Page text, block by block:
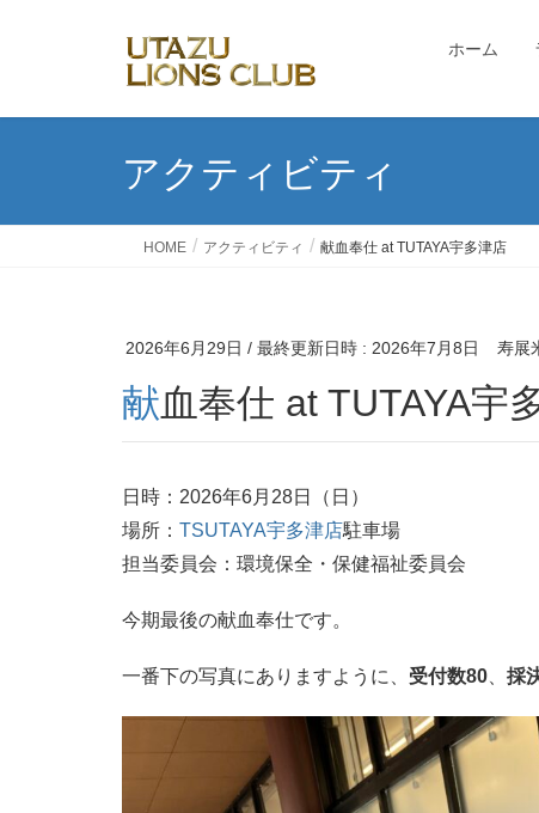
ホーム
アクティビティ
HOME アクティビティ 献血奉仕 at TUTAYA宇多津店
2026年6月29日 / 最終更新日時 : 2026年7月8日 寿展
献血奉仕 at TUTAYA宇
日時：2026年6月28日（日）
場所： TSUTAYA宇多津店駐車場
担当委員会：環境保全・保健福祉委員会
今期最後の献血奉仕です。
一番下の写真にありますように、 受付数80 採